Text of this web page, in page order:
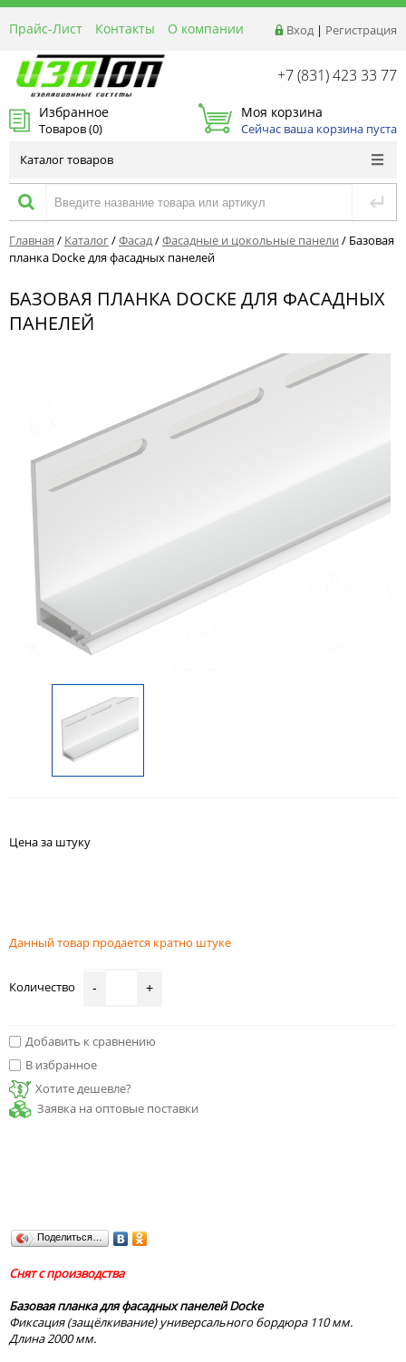
Вход | Регистрация
Прайс-Лист Контакты
О компании
Реквизиты
Доставка
Акции и Распродажи
Оптовым покупателям
+7 (831) 423 33 77
Избранное
Товаров (0)
Моя корзина
Сейчас ваша корзина пуста
Каталог товаров
Главная / Каталог/Фасад/Фасадные и цокольные панели / Базовая
планка Docke для фасадных панелей
БАЗОВАЯ ПЛАНКА DOCKE ДЛЯ ФАСАДНЫХ
ПАНЕЛЕЙ
Цена за штуку
Данный товар продается кратно штуке
Количество - +
Добавить к сравнению
В избранное
Хотите дешевле?
Заявка на оптовые поставки
Поделиться…
Снят с производства
Базовая планка для фасадных панелей Docke
Фиксация (защёлкивание) универсального бордюра 110 мм.
Длина 2000 мм.